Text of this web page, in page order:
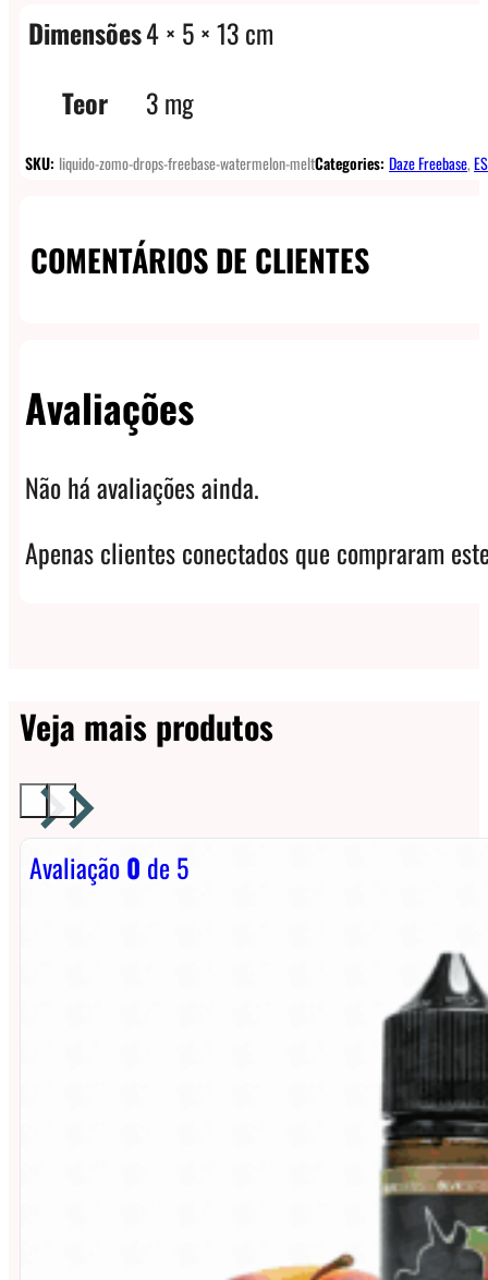
Dimensões4 × 5 × 13 cm
Teor
3 mg
SKU: liquido-zomo-drops-freebase-watermelon-meltCategories: Daze Freebase,
COMENTÁRIOS DE CLIENTES
Avaliações
Não há avaliações ainda.
Apenas clientes conectados que compraram
Veja mais produtos
Avaliação0 de 5